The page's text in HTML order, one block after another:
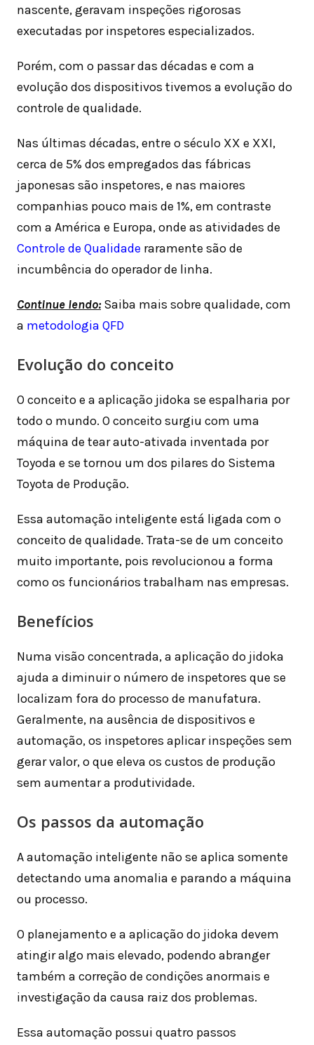
nascente, geravam inspeções rigorosas
executadas por inspetores especializados.
Porém, com o passar das décadas e com a
evolução dos dispositivos tivemos a evolução do
controle de qualidade.
Nas últimas décadas, entre o século XX e XXI,
cerca de 5% dos empregados das fábricas
japonesas são inspetores, e nas maiores
companhias pouco mais de 1%, em contraste
com a América e Europa, onde as atividades de
Controle de Qualidade raramente são de
incumbência do operador de linha.
Continue lendo:Saiba mais sobre qualidade, com
a metodologia QFD
Evolução do conceito
O conceito e a aplicação jidoka se espalharia por
todo o mundo. O conceito surgiu com uma
máquina de tear auto-ativada inventada por
Toyoda e se tornou um dos pilares do Sistema
Toyota de Produção.
Essa automação inteligente está ligada com o
conceito de qualidade. Trata-se de um conceito
muito importante, pois revolucionou a forma
como os funcionários trabalham nas empresas.
Benefícios
Numa visão concentrada, a aplicação do jidoka
ajuda a diminuir o número de inspetores que se
localizam fora do processo de manufatura.
Geralmente, na ausência de dispositivos e
automação, os inspetores aplicar inspeções sem
gerar valor, o que eleva os custos de produção
sem aumentar a produtividade.
Os passos da automação
A automação inteligente não se aplica somente
detectando uma anomalia e parando a máquina
ou processo.
O planejamento e a aplicação do jidoka devem
atingir algo mais elevado, podendo abranger
também a correção de condições anormais e
investigação da causa raiz dos problemas.
Essa automação possui quatro passos